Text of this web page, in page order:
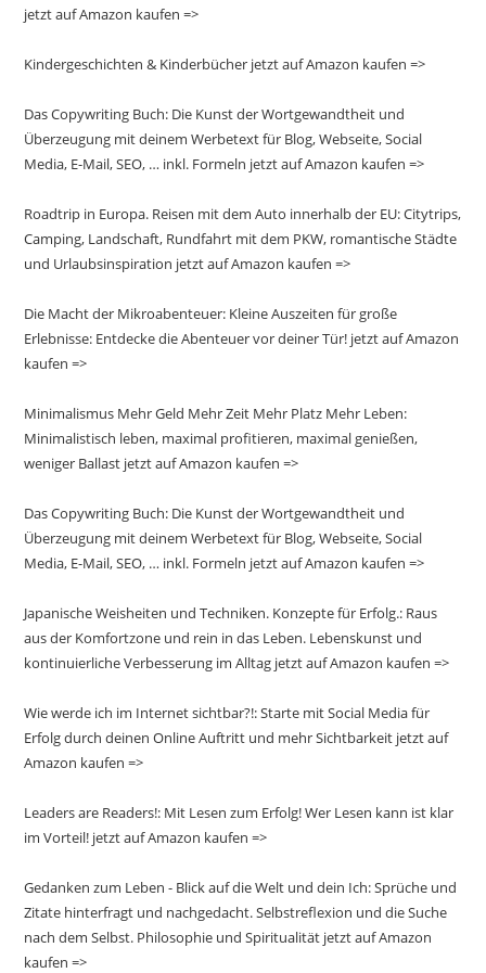
jetzt auf Amazon kaufen =>
Kindergeschichten & Kinderbücher jetzt auf Amazon kaufen =>
Das Copywriting Buch: Die Kunst der Wortgewandtheit und
Überzeugung mit deinem Werbetext für Blog, Webseite, Social
Media, E-Mail, SEO, … inkl. Formeln jetzt auf Amazon kaufen =>
Roadtrip in Europa. Reisen mit dem Auto innerhalb der EU: Citytrips,
Camping, Landschaft, Rundfahrt mit dem PKW, romantische Städte
und Urlaubsinspiration jetzt auf Amazon kaufen =>
Die Macht der Mikroabenteuer: Kleine Auszeiten für große
Erlebnisse: Entdecke die Abenteuer vor deiner Tür! jetzt auf Amazon
kaufen =>
Minimalismus Mehr Geld Mehr Zeit Mehr Platz Mehr Leben:
Minimalistisch leben, maximal profitieren, maximal genießen,
weniger Ballast jetzt auf Amazon kaufen =>
Das Copywriting Buch: Die Kunst der Wortgewandtheit und
Überzeugung mit deinem Werbetext für Blog, Webseite, Social
Media, E-Mail, SEO, … inkl. Formeln jetzt auf Amazon kaufen =>
Japanische Weisheiten und Techniken. Konzepte für Erfolg.: Raus
aus der Komfortzone und rein in das Leben. Lebenskunst und
kontinuierliche Verbesserung im Alltag jetzt auf Amazon kaufen =>
Wie werde ich im Internet sichtbar?!: Starte mit Social Media für
Erfolg durch deinen Online Auftritt und mehr Sichtbarkeit jetzt auf
Amazon kaufen =>
Leaders are Readers!: Mit Lesen zum Erfolg! Wer Lesen kann ist klar
im Vorteil! jetzt auf Amazon kaufen =>
Gedanken zum Leben - Blick auf die Welt und dein Ich: Sprüche und
Zitate hinterfragt und nachgedacht. Selbstreflexion und die Suche
nach dem Selbst. Philosophie und Spiritualität jetzt auf Amazon
kaufen =>